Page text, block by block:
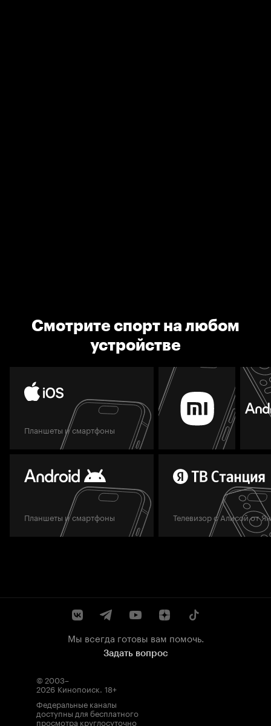
Смотрите спорт на любом
устройстве
Планшеты и смартфоны
Планшеты и смартфоны Телевизор с Алисой от
Мы всегда готовы вам помочь.
Задать вопрос
© 2003–
2026 Кинопоиск. 18+
Федеральные каналы
доступны для бесплатного
просмотра круглосуточно